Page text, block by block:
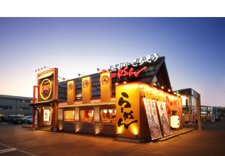
TOP
NEWS
WORKS
CONCEPT
COMPANY
CONTACT